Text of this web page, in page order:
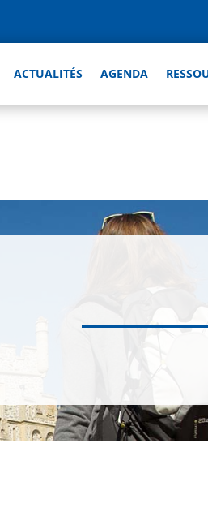
ACTUALITÉS AGENDA